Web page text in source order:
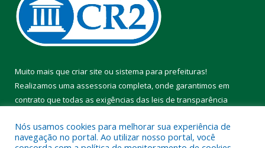
Muito mais que criar site ou sistema para prefeituras!
Realizamos uma assessoria completa, onde garantimos em
contrato que todas as exigências das leis de transparência
Conheça oPNTPe oRadar da Transparência Pública
Nós usamos cookies para melhorar sua experiência de
navegação no portal. Ao utilizar nosso portal, você